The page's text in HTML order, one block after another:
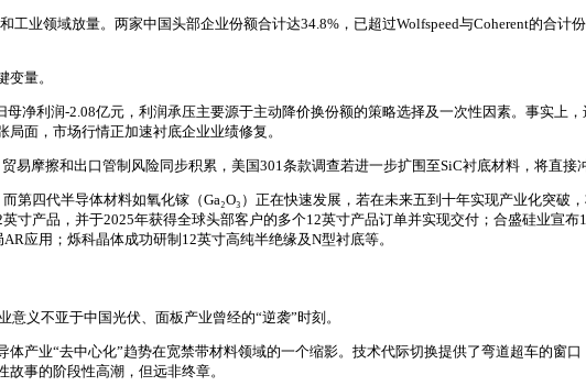
业领域放量。两家中国头部企业份额合计达34.8%，已超过Wolfspeed与Coherent的合
量。
净利润-2.08亿元，利润承压主要源于主动降价换份额的策略选择及一次性因素。事实上
面，市场行情正加速衬底企业业绩修复。
摩擦和出口管制风险同步积累，美国301条款调查若进一步扩围至SiC衬底材料，将直接
第四代半导体材料如氧化镓（Ga₂O₃）正在快速发展，若在未来五到十年实现产业化突
寸产品，并于2025年获得全球头部客户的多个12英寸产品订单并实现交付；合盛硅业宣
应用；烁科晶体成功研制12英寸高纯半绝缘及N型衬底等。
义不亚于中国光伏、面板产业曾经的“逆袭”时刻。
产业“去中心化”趋势在宽禁带材料领域的一个缩影。技术代际切换提供了弯道超车的窗
事的阶段性高潮，但远非终章。